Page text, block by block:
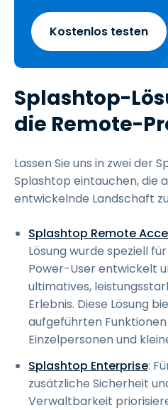
Kostenlos testen
Splashtop-
die Remote-
Lassen Sie uns in zwei der
Splashtop eintauchen, die
entwickelnde Landschaft
Splashtop Remote
Lösung wurde speziell
Power-User entwickelt
ultimatives,
Erlebnis. Diese Lösung
aufgeführten
Einzelpersonen und
Splashtop Enterprise:
zusätzliche Sicherheit
Verwaltbarkeit